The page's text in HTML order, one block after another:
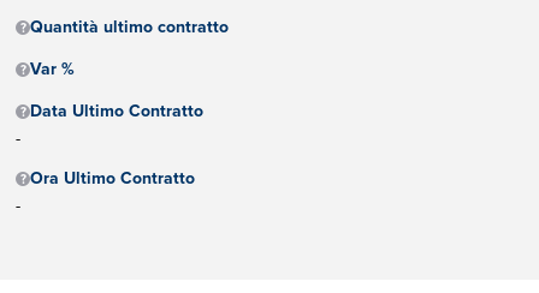
Quantità ultimo contratto
Var %
Data Ultimo Contratto
-
Ora Ultimo Contratto
-